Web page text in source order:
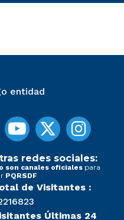
redes sociales:
son canales oficiales para
PQRSDF
de Visitantes :
Últimas 24